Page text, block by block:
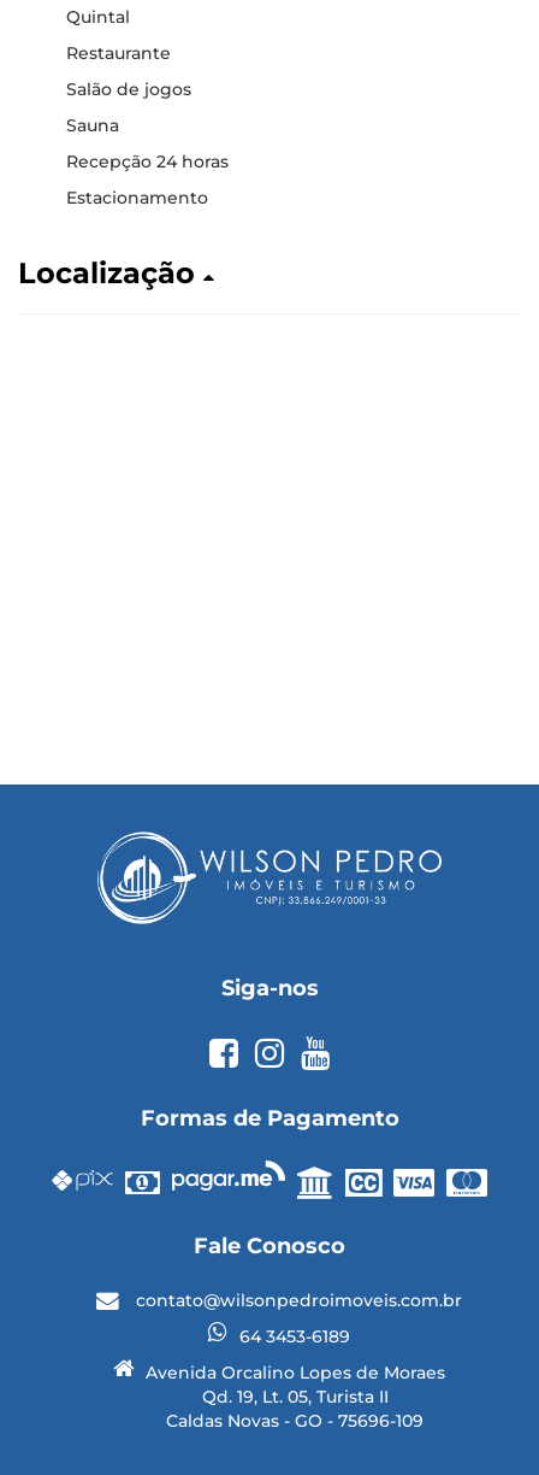
Quintal
Restaurante
Salão de jogos
Sauna
Recepção 24 horas
Estacionamento
Localização
Siga-nos
Formas de Pagamento
Fale Conosco
contato@wilsonpedroimoveis.com.br
64 3453-6189
Avenida Orcalino Lopes de Moraes
Qd. 19, Lt. 05, Turista II
Caldas Novas - GO - 75696-109